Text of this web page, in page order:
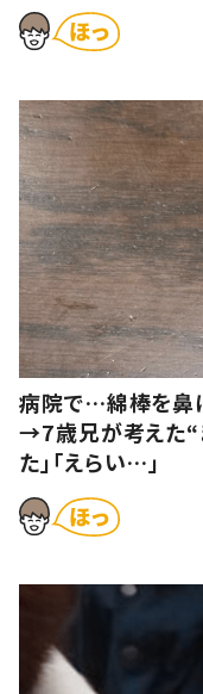
病院で…綿棒を鼻
→7歳兄が考えた“
た」「えらい…」